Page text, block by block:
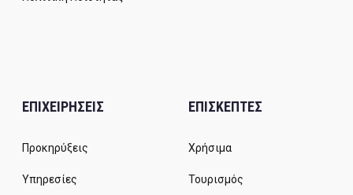
ΕΠΙΧΕΙΡΗΣΕΙΣ
Προκηρύξεις
Υπηρεσίες
ΕΠΙΣΚΕΠΤΕΣ
Χρήσιμα
Τουρισμός